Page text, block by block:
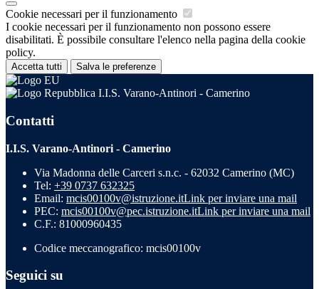
Cookie necessari per il funzionamento
I cookie necessari per il funzionamento non possono essere
disabilitati. È possibile consultare l'elenco nella pagina della cookie
policy.
Accetta tutti Salva le preferenze
I.I.S. Varano-Antinori - Camerino
Contatti
I.I.S. Varano-Antinori - Camerino
Via Madonna delle Carceri s.n.c. - 62032 Camerino (MC)
Tel: +39 0737 632325
Email: mcis00100v@istruzione.itLink per inviare una mail
PEC: mcis00100v@pec.istruzione.itLink per inviare una mail
C.F.: 81000960435
Codice meccanografico: mcis00100v
Seguici su